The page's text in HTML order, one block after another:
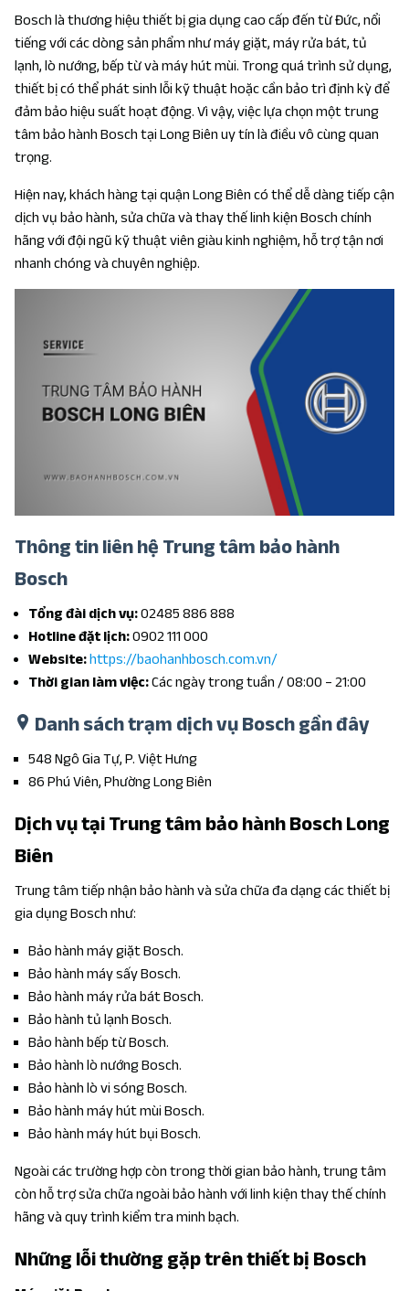
Bosch là thương hiệu thiết bị gia dụng cao cấp đến từ Đức, nổi
tiếng với các dòng sản phẩm như máy giặt, máy rửa bát, tủ
lạnh, lò nướng, bếp từ và máy hút mùi. Trong quá trình sử dụng,
thiết bị có thể phát sinh lỗi kỹ thuật hoặc cần bảo trì định kỳ để
đảm bảo hiệu suất hoạt động. Vì vậy, việc lựa chọn một trung
tâm bảo hành Bosch tại Long Biên uy tín là điều vô cùng quan
trọng.
Hiện nay, khách hàng tại quận Long Biên có thể dễ dàng tiếp cận
dịch vụ bảo hành, sửa chữa và thay thế linh kiện Bosch chính
hãng với đội ngũ kỹ thuật viên giàu kinh nghiệm, hỗ trợ tận nơi
nhanh chóng và chuyên nghiệp.
Thông tin liên hệ Trung tâm bảo hành
Bosch
Tổng đài dịch vụ:02485 886 888
Hotline đặt lịch:0902 111 000
Website:https://baohanhbosch.com.vn/
Thời gian làm việc:Các ngày trong tuần / 08:00 – 21:00
Danh sách trạm dịch vụ Bosch gần đây
548 Ngô Gia Tự, P. Việt Hưng
86 Phú Viên, Phường Long Biên
Dịch vụ tại Trung tâm bảo hành Bosch Long
Biên
Trung tâm tiếp nhận bảo hành và sửa chữa đa dạng các thiết bị
gia dụng Bosch như:
Bảo hành máy giặt Bosch.
Bảo hành máy sấy Bosch.
Bảo hành máy rửa bát Bosch.
Bảo hành tủ lạnh Bosch.
Bảo hành bếp từ Bosch.
Bảo hành lò nướng Bosch.
Bảo hành lò vi sóng Bosch.
Bảo hành máy hút mùi Bosch.
Bảo hành máy hút bụi Bosch.
Ngoài các trường hợp còn trong thời gian bảo hành, trung tâm
còn hỗ trợ sửa chữa ngoài bảo hành với linh kiện thay thế chính
hãng và quy trình kiểm tra minh bạch.
Những lỗi thường gặp trên thiết bị Bosch